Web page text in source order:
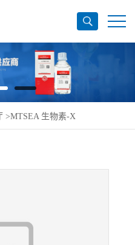
>MTSEA 生物素-X